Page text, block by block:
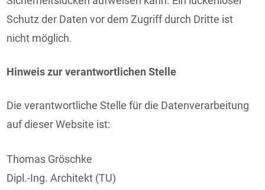
Schutz der Daten vor dem Zugriff durch Dritte ist
nicht möglich.
Hinweis zur verantwortlichen Stelle
Die verantwortliche Stelle für die Datenverarbeitung
auf dieser Website ist:
Thomas Gröschke
Dipl.-Ing. Architekt (TU)